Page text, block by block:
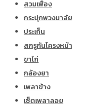
สวมเฟือง
กระปุกพวงมาลัย
ประเก็น
สกรูกันโครงหน้า
ขาไก่
กล้องยา
เพลาข้าง
เซ็ตเพลาลอย